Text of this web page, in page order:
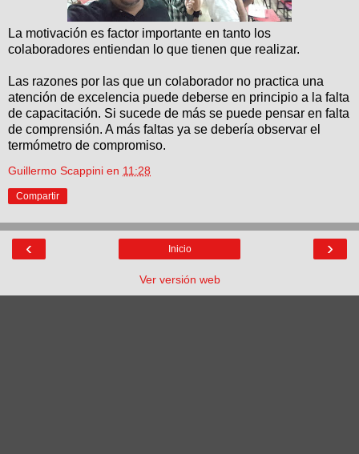
La motivación es factor importante en tanto los
colaboradores entiendan lo que tienen que realizar.
Las razones por las que un colaborador no practica una
atención de excelencia puede deberse en principio a la falta
de capacitación. Si sucede de más se puede pensar en falta
de comprensión. A más faltas ya se debería observar el
termómetro de compromiso.
Guillermo Scappini en 11:28
Compartir
‹ ›
Inicio
Ver versión web